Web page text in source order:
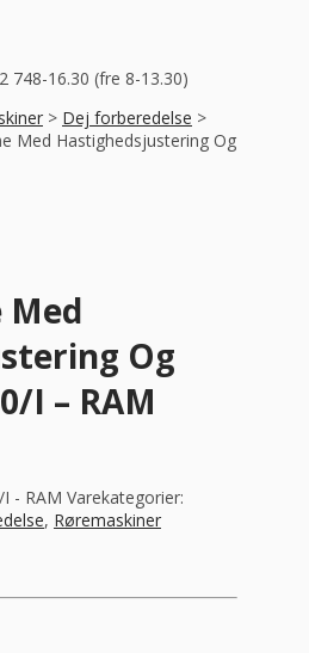
748-16.30 (fre 8-13.30)
> Dej forberedelse >
Med Hastighedsjustering Og
Med
Og
I – RAM
- RAM Varekategorier:
, Røremaskiner